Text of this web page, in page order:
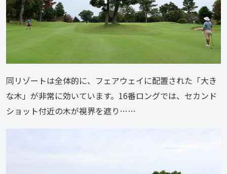
同リゾートは全体的に、フェアウェイに配置された「大き
な木」が非常に効いています。16番ロングでは、セカンド
ショット付近の木が視界を遮り……